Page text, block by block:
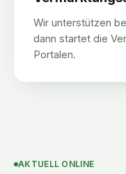
Wir unterstützen
dann startet die
Portalen.
AKTUELL ONLINE